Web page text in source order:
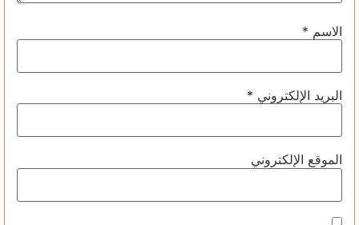
الاسم *
البريد الإلكتروني *
الموقع الإلكتروني